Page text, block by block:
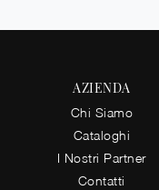
AZIENDA
Chi Siamo
Cataloghi
I Nostri Partner
Contatti